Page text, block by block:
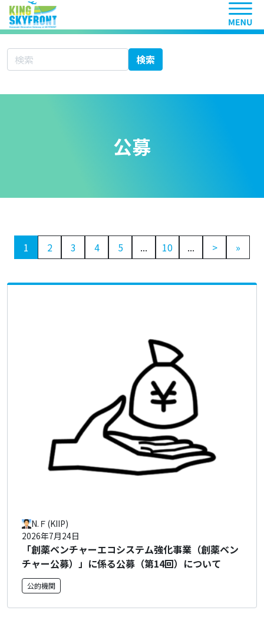
ヘッ
サイト内検索 検索
公募
1 2 3 4 5 ... 10 ... > »
「創薬ベンチャーエコシステム強化事業（創薬ベン
チャー公募）」に係る公募（第14回）について
2026年7月24日
N.Ｆ(KIIP)
公的機関